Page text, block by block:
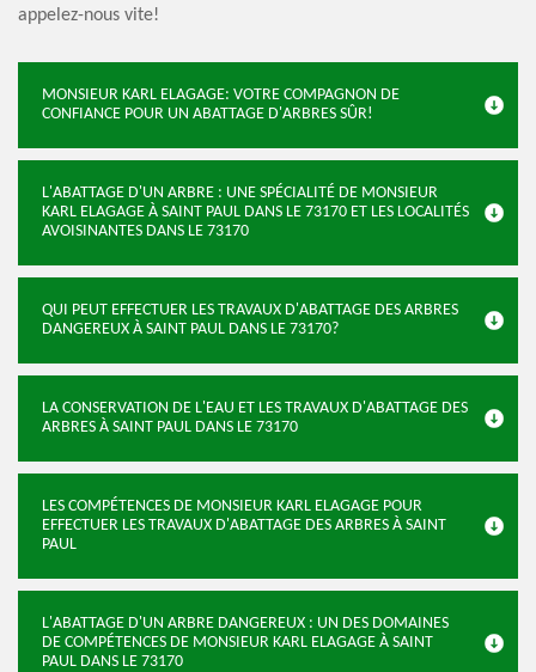
appelez-nous vite!
MONSIEUR KARL ELAGAGE: VOTRE COMPAGNON DE
CONFIANCE POUR UN ABATTAGE D'ARBRES SÛR!
L'ABATTAGE D'UN ARBRE : UNE SPÉCIALITÉ DE MONSIEUR
KARL ELAGAGE À SAINT PAUL DANS LE 73170 ET LES LOCALITÉS
AVOISINANTES DANS LE 73170
QUI PEUT EFFECTUER LES TRAVAUX D'ABATTAGE DES ARBRES
DANGEREUX À SAINT PAUL DANS LE 73170?
LA CONSERVATION DE L'EAU ET LES TRAVAUX D'ABATTAGE DES
ARBRES À SAINT PAUL DANS LE 73170
LES COMPÉTENCES DE MONSIEUR KARL ELAGAGE POUR
EFFECTUER LES TRAVAUX D'ABATTAGE DES ARBRES À SAINT
PAUL
L'ABATTAGE D'UN ARBRE DANGEREUX : UN DES DOMAINES
DE COMPÉTENCES DE MONSIEUR KARL ELAGAGE À SAINT
PAUL DANS LE 73170